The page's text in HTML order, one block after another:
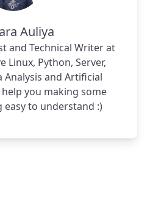
Auliya
and Technical Writer at
Linux, Python, Server,
Analysis and Artificial
you making some
easy to understand :)